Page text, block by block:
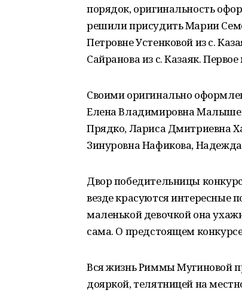
порядок, оригинальность
решили присудить Марии
Петровне Устенковой из с.
Сайранова из с. Казаяк.
Своими оригинально
Елена Владимировна
Прядко, Лариса Дмитриевна
Зинуровна Нафикова,
Двор победительницы
везде красуются интересные
маленькой девочкой она
сама. О предстоящем
Вся жизнь Риммы Мугиновой
дояркой, телятницей на